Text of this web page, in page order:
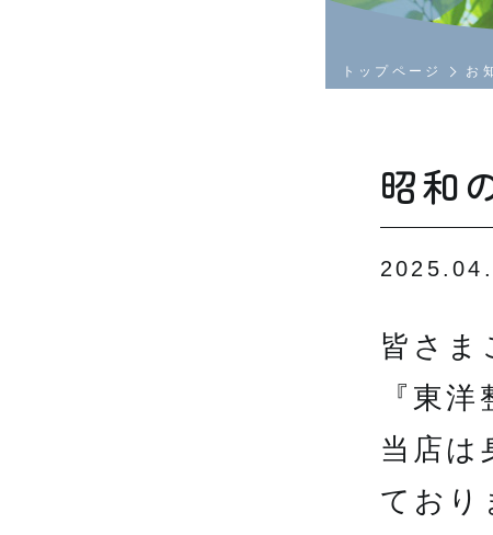
トップページ お
昭和
皆さま
『東
当店は
ており